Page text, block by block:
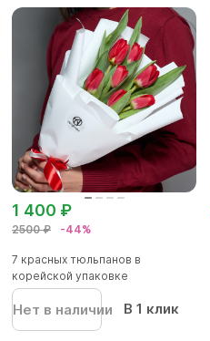
2500 ₽ -44%
1 400 ₽
7 красных тюльпанов в
корейской упаковке
Нет в наличии В 1 клик